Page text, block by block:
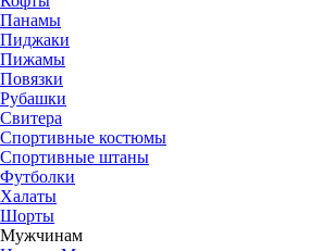
Панамы
Пиджаки
Пижамы
Повязки
Рубашки
Свитера
Спортивные костюмы
Спортивные штаны
Футболки
Халаты
Шорты
Мужчинам